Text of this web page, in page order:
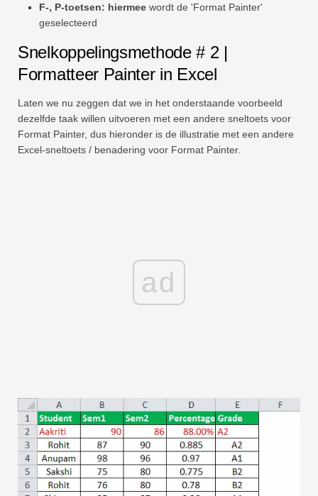
F-, P-toetsen: hiermee wordt de 'Format Painter'
geselecteerd
Snelkoppelingsmethode # 2 |
Formatteer Painter in Excel
Laten we nu zeggen dat we in het onderstaande voorbeeld
dezelfde taak willen uitvoeren met een andere sneltoets voor
Format Painter, dus hieronder is de illustratie met een andere
Excel-sneltoets / benadering voor Format Painter.
ad